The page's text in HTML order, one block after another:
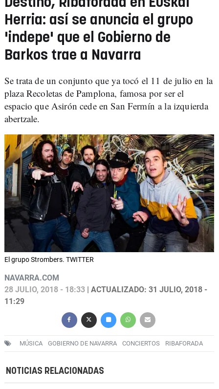
Herria: así se anuncia el grupo
'indepe' que el Gobierno de
Barkos trae a Navarra
Se trata de un conjunto que ya tocó el 11 de julio en la
plaza Recoletas de Pamplona, famosa por ser el
espacio que Asirón cede en San Fermín a la izquierda
abertzale.
El grupo Strombers. TWITTER
NAVARRA.COM
28 JULIO, 2018 - 18:33 | ACTUALIZADO: 31 JULIO, 2018 -
11:29
MÚSICA GOBIERNO DE NAVARRA CONCIERTOS RIBAFORADA
NOTICIAS RELACIONADAS